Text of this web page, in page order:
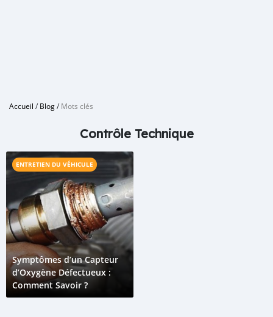
Accueil /Blog/Mots clés
Contrôle Technique
ENTRETIEN DU VÉHICULE
Symptômes d’un Capteur
d’Oxygène Défectueux :
Comment Savoir ?